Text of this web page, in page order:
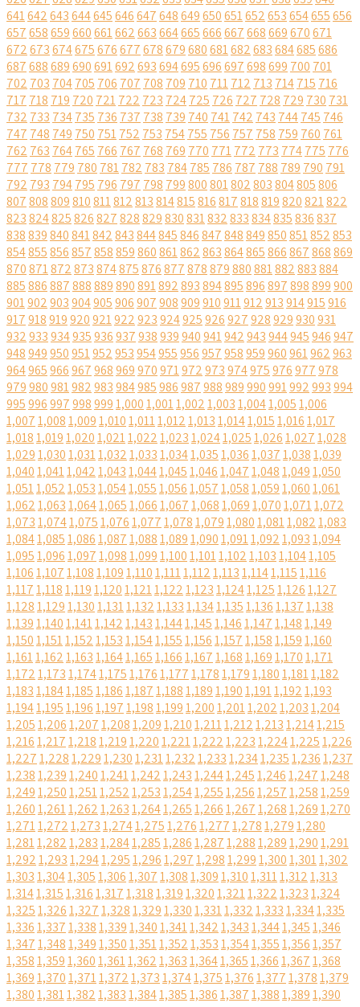
641642643644645646647648649650651652653654655656
657658659660661662663664665666667668669670671
672673674675676677678679680681682683684685686
687688689690691692693694695696697698699 700 701
702 703 704705 706 707 708 709 710 711712 713 714715 716
717 718 719 720 721722 723 724725 726 727 728 729 730 731
732 733 734735 736 737 738 739 740 741742 743 744745 746
747 748 749 750 751752 753 754755 756 757 758 759 760 761
762 763 764765 766 767 768 769 770 771772 773 774775 776
777 778 779 780 781782 783 784785 786 787 788 789 790 791
792 793 794795 796 797 798 799800801802803804805806
807808809810811812813814815816817818819820821822
823824825826827828829830831832833834835836837
838839840841842843844845846847848849850851852853
854855856857858859860861862863864865866867868869
870871872873874875876877878879880881882883884
885886887888889890891892893894895896897898899900
901902903904905906907908909910911912913914915916
917918919920921922923924925926927928929930931
932933934935936937938939940941942943944945946947
948949950951952953954955956957958959960961962963
964965966967968969970971972973974975976977978
979980981982983984985986987988989990991992993994
9959969979989991,0001,0011,0021,0031,0041,0051,006
1,0071,0081,0091,0101,0111,0121,0131,0141,0151,0161,017
1,0181,0191,0201,0211,0221,0231,0241,0251,0261,0271,028
1,0291,0301,0311,0321,0331,0341,0351,0361,0371,0381,039
1,0401,0411,0421,0431,0441,0451,0461,0471,0481,0491,050
1,0511,0521,0531,0541,0551,0561,0571,0581,0591,0601,061
1,0621,0631,0641,0651,0661,0671,0681,0691,0701,0711,072
1,0731,0741,0751,0761,0771,0781,0791,0801,0811,0821,083
1,0841,0851,0861,0871,0881,0891,0901,0911,0921,0931,094
1,0951,0961,0971,0981,0991,1001,1011,1021,1031,1041,105
1,1061,1071,1081,1091,1101,1111,1121,1131,1141,1151,116
1,1171,1181,1191,1201,1211,1221,1231,1241,1251,1261,127
1,1281,1291,1301,1311,1321,1331,1341,1351,1361,1371,138
1,1391,1401,1411,1421,1431,1441,1451,1461,1471,1481,149
1,1501,1511,1521,1531,1541,1551,1561,1571,1581,1591,160
1,1611,1621,1631,1641,1651,1661,1671,1681,1691,1701,171
1,1721,1731,1741,1751,1761,1771,1781,1791,1801,1811,182
1,1831,1841,1851,1861,1871,1881,1891,1901,1911,1921,193
1,1941,1951,1961,1971,1981,1991,2001,2011,2021,2031,204
1,2051,2061,2071,2081,2091,2101,2111,2121,2131,2141,215
1,2161,2171,2181,2191,2201,2211,2221,2231,2241,2251,226
1,2271,2281,2291,2301,2311,2321,2331,2341,2351,2361,237
1,2381,2391,2401,2411,2421,2431,2441,2451,2461,2471,248
1,2491,2501,2511,2521,2531,2541,2551,2561,2571,2581,259
1,2601,2611,2621,2631,2641,2651,2661,2671,2681,2691,270
1,2711,2721,2731,2741,2751,2761,2771,2781,2791,280
1,2811,2821,2831,2841,2851,2861,2871,2881,2891,2901,291
1,2921,2931,2941,2951,2961,2971,2981,2991,3001,3011,302
1,3031,3041,3051,3061,3071,3081,3091,3101,3111,3121,313
1,3141,3151,3161,3171,3181,3191,3201,3211,3221,3231,324
1,3251,3261,3271,3281,3291,3301,3311,3321,3331,3341,335
1,3361,3371,3381,3391,3401,3411,3421,3431,3441,3451,346
1,3471,3481,3491,3501,3511,3521,3531,3541,3551,3561,357
1,3581,3591,3601,3611,3621,3631,3641,3651,3661,3671,368
1,3691,3701,3711,3721,3731,3741,3751,3761,3771,3781,379
1,3801,3811,3821,3831,3841,3851,3861,3871,3881,3891,390